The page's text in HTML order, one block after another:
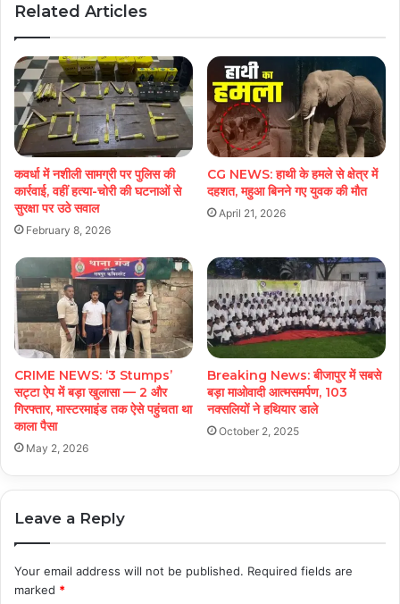
Related Articles
कवर्धा में नशीली सामग्री पर पुलिस की
कार्रवाई, वहीं हत्या-चोरी की घटनाओं से
सुरक्षा पर उठे सवाल
February 8, 2026
CG NEWS: हाथी के हमले से क्षेत्र में
दहशत, महुआ बिनने गए युवक की मौत
April 21, 2026
CRIME NEWS: ‘3 Stumps’
सट्टा ऐप में बड़ा खुलासा — 2 और
गिरफ्तार, मास्टरमाइंड तक ऐसे पहुंचता था
काला पैसा
May 2, 2026
Breaking News: बीजापुर में सबसे
बड़ा माओवादी आत्मसमर्पण, 103
नक्सलियों ने हथियार डाले
October 2, 2025
Leave a Reply
Your email address will not be published. Required fields are
marked *